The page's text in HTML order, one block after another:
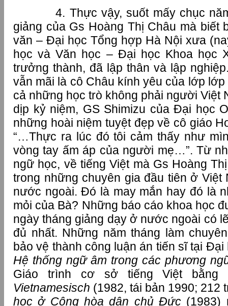
4. Thực vậy, suốt mấy chục năm
giảng của Gs Hoàng Thị Châu mà biết
văn – Đại học Tổng hợp Hà Nội xưa
học và Văn học – Đại học Khoa học
trưởng thành, đã lập thân và lập
vẫn mãi là cô Châu kính yêu của lớp
cả những học trò không phải người Việt
dịp kỷ niệm, GS Shimizu của Đại học
những hoài niệm tuyệt đẹp về cô giáo
“…Thực ra lúc đó tôi cảm thấy như
vòng tay ấm áp của người mẹ…”. Từ
ngữ học, về tiếng Việt mà Gs Hoàng
trong những chuyên gia đầu tiên ở Việt
nước ngoài. Đó là may mắn hay đó là
mỏi của Bà? Những báo cáo khoa học
ngày tháng giảng dạy ở nước ngoài có
đủ nhất. Những năm tháng làm
bảo vệ thành công luận án tiến sĩ tại
Hệ thống ngữ âm trong các phương
Giáo trình cơ sở tiếng Việt
Vietnamesisch (1982, tái bản 1990; 212
học ở Cộng hòa dân chủ Đức (1983)